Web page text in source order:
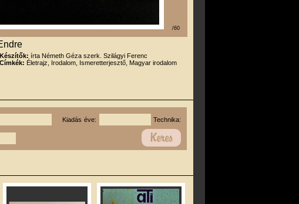
/60
Készítők: írta Németh Géza szerk. Szilágyi Ferenc
Címkék: Életrajz, Irodalom, Ismeretterjesztő, Magyar irodalom
Kiadás éve: Technika: